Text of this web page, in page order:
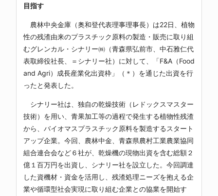
目指す
農林中央金庫（奥和登代表理事理事長）は22日、植物
性の残渣由来のプラスチック原料の製造・販売に取り組
むグレンカル・シナリー㈱（青森県弘前市、中石雅仁代
表取締役社長、＝シナリー社）に対して、「F&A（Food
and Agri）成長産業化出資枠」（＊）を通じた出資を行
ったと発表した。
シナリー社は、独自の乾燥技術（レドックスマスター
技術）を用い、青果加工等の過程で発生する植物性残渣
から、バイオマスプラスチック原料を製造するスタート
アップ企業。今回、農林中金、青森県農村工業農業協同
組合連合会など６社が、乾燥機の現物出資を含む総額２
億１百万円を出資し、シナリー社を設立した。今回調達
した資機材・資金を活用し、残渣処理ニーズを抱える企
業や循環型社会実現に取り組む企業との協業を開始す